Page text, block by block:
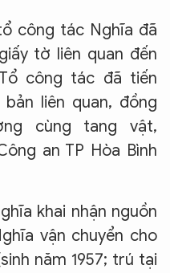
công tác Nghĩa đã
tờ liên quan đến
công tác đã tiến
liên quan, đồng
cùng tang vật,
an TP Hòa Bình
khai nhận nguồn
vận chuyển cho
năm 1957; trú tại